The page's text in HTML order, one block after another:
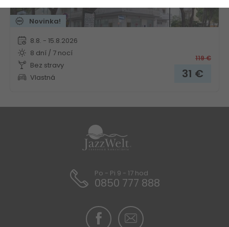
Novinka!
8.8. - 15.8.2026
8 dní / 7 nocí
Bez stravy
Vlastná
119€
31 €
Po - Pi 9 - 17 hod
0850 777 888